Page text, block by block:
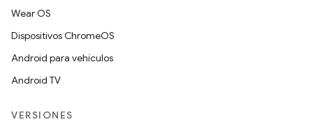
Wear OS
Dispositivos ChromeOS
Android para vehículos
Android TV
VERSIONES